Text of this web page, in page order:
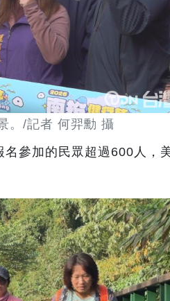
。/記者 何羿勳 攝
參加的民眾超過600人，